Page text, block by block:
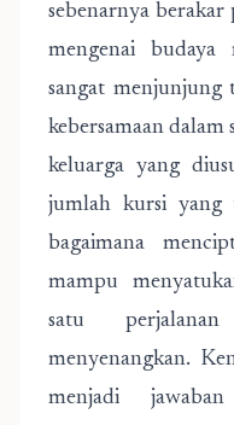
sebenarnya berakar
mengenai budaya
sangat menjunjung
kebersamaan
keluarga yang
jumlah kursi yang
bagaimana
mampu
satu
menyenangkan.
menjadi